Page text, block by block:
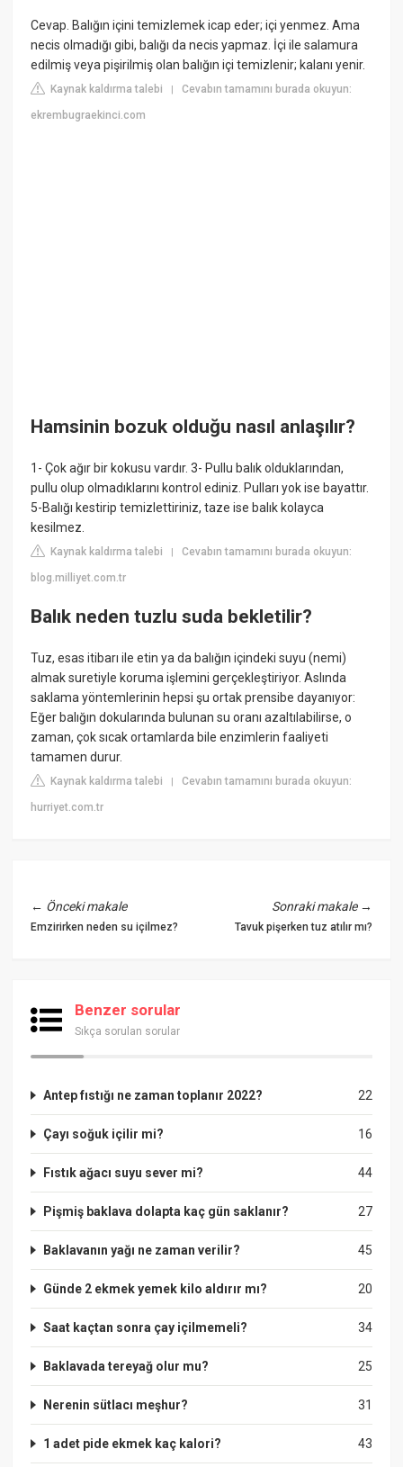
Cevap. Balığın içini temizlemek icap eder; içi yenmez. Ama
necis olmadığı gibi, balığı da necis yapmaz. İçi ile salamura
edilmiş veya pişirilmiş olan balığın içi temizlenir; kalanı yenir.
Kaynak kaldırma talebi |Cevabın tamamını burada okuyun:
ekrembugraekinci.com
Hamsinin bozuk olduğu nasıl anlaşılır?
1- Çok ağır bir kokusu vardır. 3- Pullu balık olduklarından,
pullu olup olmadıklarını kontrol ediniz. Pulları yok ise bayattır.
5-Balığı kestirip temizlettiriniz, taze ise balık kolayca
kesilmez.
Kaynak kaldırma talebi |Cevabın tamamını burada okuyun:
blog.milliyet.com.tr
Balık neden tuzlu suda bekletilir?
Tuz, esas itibarı ile etin ya da balığın içindeki suyu (nemi)
almak suretiyle koruma işlemini gerçekleştiriyor. Aslında
saklama yöntemlerinin hepsi şu ortak prensibe dayanıyor:
Eğer balığın dokularında bulunan su oranı azaltılabilirse, o
zaman, çok sıcak ortamlarda bile enzimlerin faaliyeti
tamamen durur.
Kaynak kaldırma talebi |Cevabın tamamını burada okuyun:
hurriyet.com.tr
← Önceki makale
Emzirirken neden su içilmez?
Sonraki makale→
Tavuk pişerken tuz atılır mı?
Benzer sorular
Sıkça sorulan sorular
22
Antep fıstığı ne zaman toplanır 2022?
16
Çayı soğuk içilir mi?
44
Fıstık ağacı suyu sever mi?
27
Pişmiş baklava dolapta kaç gün saklanır?
45
Baklavanın yağı ne zaman verilir?
20
Günde 2 ekmek yemek kilo aldırır mı?
34
Saat kaçtan sonra çay içilmemeli?
25
Baklavada tereyağ olur mu?
31
Nerenin sütlacı meşhur?
43
1 adet pide ekmek kaç kalori?